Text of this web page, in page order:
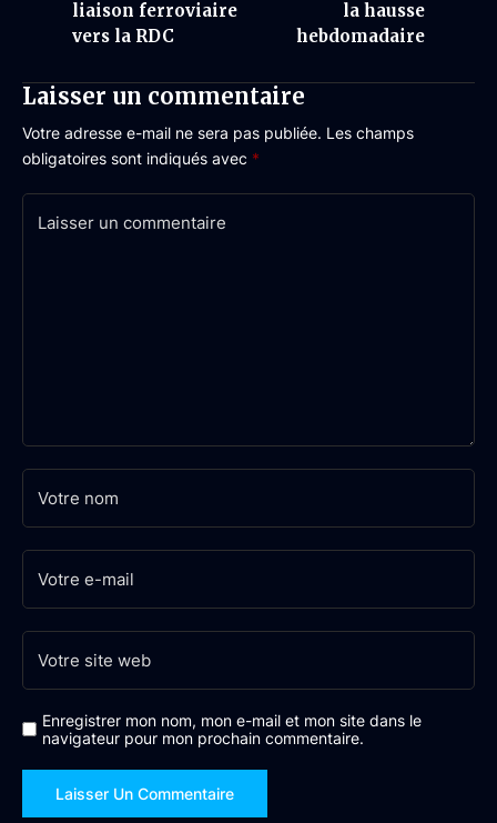
liaison ferroviaire
vers la RDC
la hausse
hebdomadaire
Laisser un commentaire
Votre adresse e-mail ne sera pas publiée. Les champs
obligatoires sont indiqués avec *
Enregistrer mon nom, mon e-mail et mon site dans le
navigateur pour mon prochain commentaire.